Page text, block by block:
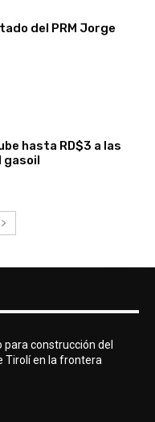
del PRM Jorge
hasta RD$3 a las
gasoil
para construcción del
Tirolí en la frontera